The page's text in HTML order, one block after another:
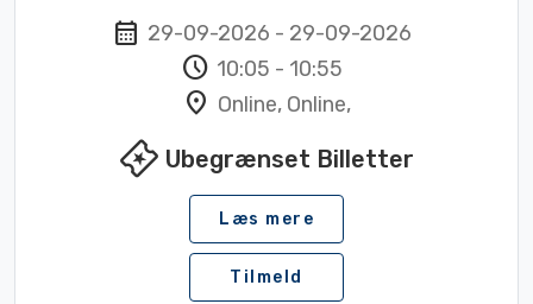
calendar_month 29-09-2026 - 29-09-2026
schedule 10:05 - 10:55
location_on Online, Online,
local_activityUbegrænset Billetter
Læs mere
Tilmeld